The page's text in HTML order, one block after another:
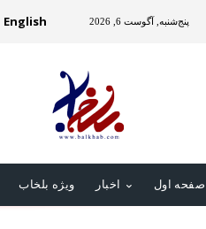
پنج‌شنبه, آگوست 6, 2026 English
صفحه اول اخبار ویژه بلخاب